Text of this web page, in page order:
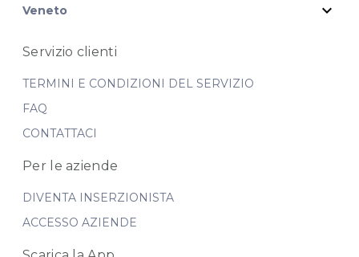
Veneto expand_more
Servizio clienti
TERMINI E CONDIZIONI DEL SERVIZIO
FAQ
CONTATTACI
Per le aziende
DIVENTA INSERZIONISTA
ACCESSO AZIENDE